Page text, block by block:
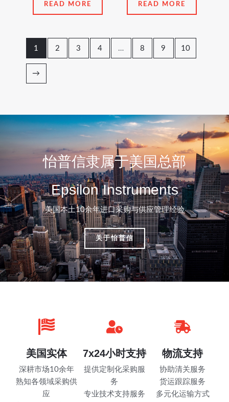
READ MORE READ MORE
1 2 3 4 … 8 9 10
→
怡普信隶属于美国总部
Epsilon Instruments
美国本土10余年进口采购与供应管理经验
关于怡普信
美国实体
深耕市场10余年
熟知各领域采购供
应
7x24小时支持
提供定制化采购服
务
专业技术支持服务
物流支持
协助清关服务
货运跟踪服务
多元化运输方式